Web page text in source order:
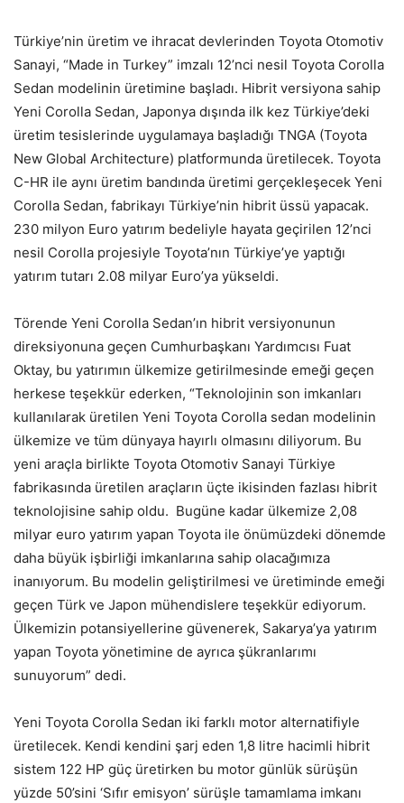
Türkiye’nin üretim ve ihracat devlerinden Toyota Otomotiv
Sanayi, “Made in Turkey” imzalı 12’nci nesil Toyota Corolla
Sedan modelinin üretimine başladı. Hibrit versiyona sahip
Yeni Corolla Sedan, Japonya dışında ilk kez Türkiye’deki
üretim tesislerinde uygulamaya başladığı TNGA (Toyota
New Global Architecture) platformunda üretilecek. Toyota
C-HR ile aynı üretim bandında üretimi gerçekleşecek Yeni
Corolla Sedan, fabrikayı Türkiye’nin hibrit üssü yapacak.
230 milyon Euro yatırım bedeliyle hayata geçirilen 12’nci
nesil Corolla projesiyle Toyota’nın Türkiye’ye yaptığı
yatırım tutarı 2.08 milyar Euro’ya yükseldi.
Törende Yeni Corolla Sedan’ın hibrit versiyonunun
direksiyonuna geçen Cumhurbaşkanı Yardımcısı Fuat
Oktay, bu yatırımın ülkemize getirilmesinde emeği geçen
herkese teşekkür ederken, “Teknolojinin son imkanları
kullanılarak üretilen Yeni Toyota Corolla sedan modelinin
ülkemize ve tüm dünyaya hayırlı olmasını diliyorum. Bu
yeni araçla birlikte Toyota Otomotiv Sanayi Türkiye
fabrikasında üretilen araçların üçte ikisinden fazlası hibrit
teknolojisine sahip oldu. Bugüne kadar ülkemize 2,08
milyar euro yatırım yapan Toyota ile önümüzdeki dönemde
daha büyük işbirliği imkanlarına sahip olacağımıza
inanıyorum. Bu modelin geliştirilmesi ve üretiminde emeği
geçen Türk ve Japon mühendislere teşekkür ediyorum.
Ülkemizin potansiyellerine güvenerek, Sakarya’ya yatırım
yapan Toyota yönetimine de ayrıca şükranlarımı
sunuyorum” dedi.
Yeni Toyota Corolla Sedan iki farklı motor alternatifiyle
üretilecek. Kendi kendini şarj eden 1,8 litre hacimli hibrit
sistem 122 HP güç üretirken bu motor günlük sürüşün
yüzde 50’sini ‘Sıfır emisyon’ sürüşle tamamlama imkanı